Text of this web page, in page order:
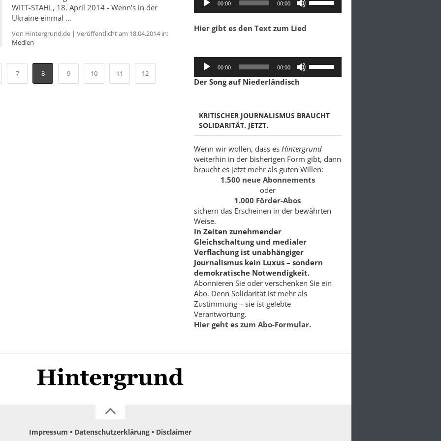
WITT-STAHL, 18. April 2014 - Wenn’s in der
Ukraine einmal ...
Von Hintergrund.de | Veröffentlicht am 18.04.2014 in:
Medien
7 8 9 10 11 12
Player
00:00 00:00
zu
regeln.
Hier gibt es den Text zum Lied
Audio-
Player
00:00 00:00
Lautstärke
regeln.
Der Song auf Niederländisch
KRITISCHER JOURNALISMUS BRAUCHT
SOLIDARITÄT. JETZT.
Wenn wir wollen, dass es Hintergrund
weiterhin in der bisherigen Form gibt, dann
braucht es jetzt mehr als guten Willen:
1.500 neue Abonnements
oder
1.000 Förder-Abos
sichern das Erscheinen in der bewährten
Weise.
In Zeiten zunehmender
Gleichschaltung und medialer
Verflachung ist unabhängiger
Journalismus kein Luxus – sondern
demokratische Notwendigkeit.
Abonnieren Sie oder verschenken Sie ein
Abo. Denn Solidarität ist mehr als
Zustimmung – sie ist gelebte
Verantwortung.
Hier geht es zum Abo-Formular.
Impressum Datenschutzerklärung Disclaimer